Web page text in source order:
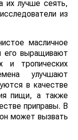
их лучше сеять,
из
масличное
его выращивают
и тропических
улучшают
в качестве
пищи, а также
приправы. В
может вызвать